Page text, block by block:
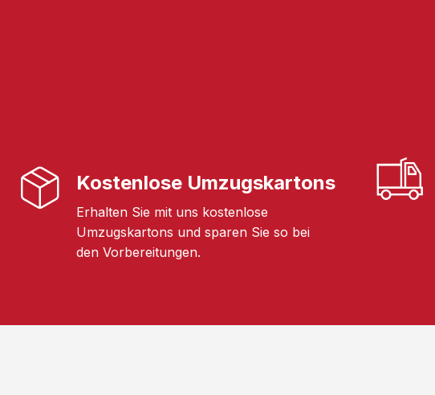
Kostenlose Umzugskartons
Erhalten Sie mit uns kostenlose
Umzugskartons und sparen Sie so bei
den Vorbereitungen.